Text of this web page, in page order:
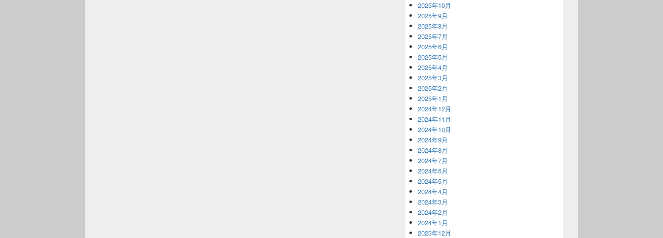
2025年10月
2025年9月
2025年8月
2025年7月
2025年6月
2025年5月
2025年4月
2025年3月
2025年2月
2025年1月
2024年12月
2024年11月
2024年10月
2024年9月
2024年8月
2024年7月
2024年6月
2024年5月
2024年4月
2024年3月
2024年2月
2024年1月
2023年12月